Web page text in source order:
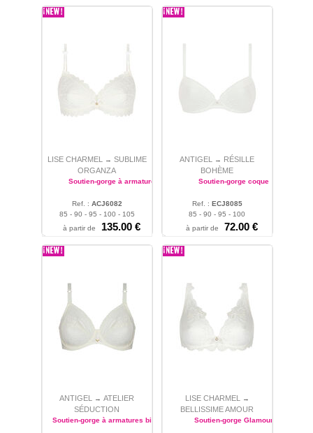
LISE CHARMEL → SUBLIME
ORGANZA
Soutien-gorge à armatures
Ref. : ACJ6082
85 - 90 - 95 - 100 - 105
à partir de
135.00 €
ANTIGEL → RÉSILLE
BOHÈME
Soutien-gorge coque
Ref. : ECJ8085
85 - 90 - 95 - 100
à partir de
72.00 €
ANTIGEL → ATELIER
SÉDUCTION
Soutien-gorge à armatures bien-être
LISE CHARMEL →
BELLISSIME AMOUR
Soutien-gorge Glamour